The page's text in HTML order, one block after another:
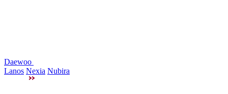
Daewoo
Lanos Nexia Nubira